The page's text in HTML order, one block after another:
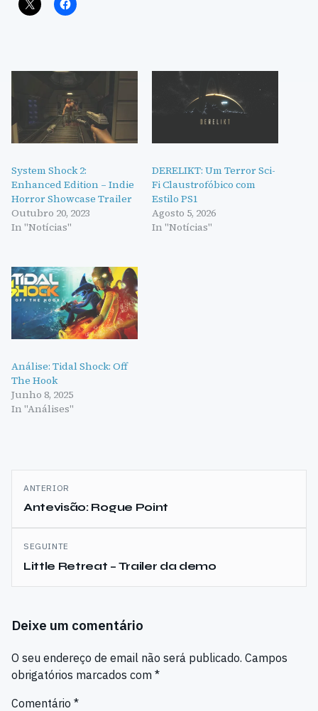
System Shock 2:
Enhanced Edition – Indie
Horror Showcase Trailer
Outubro 20, 2023
In "Notícias"
DERELIKT: Um Terror Sci-
Fi Claustrofóbico com
Estilo PS1
Agosto 5, 2026
In "Notícias"
Análise: Tidal Shock: Off
The Hook
Junho 8, 2025
In "Análises"
Navegação
de
artigos
ANTERIOR
Antevisão: Rogue Point
SEGUINTE
Little Retreat – Trailer da demo
Deixe um comentário
O seu endereço de email não será publicado. Campos
obrigatórios marcados com *
Comentário *